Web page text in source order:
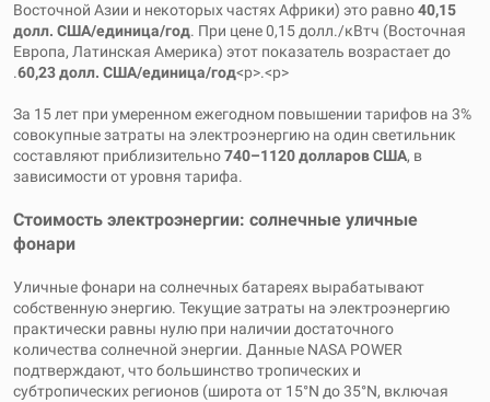
Восточной Азии и некоторых частях Африки) это равно40,15
долл. США/единица/год. При цене 0,15 долл./кВтч (Восточная
Европа, Латинская Америка) этот показатель возрастает до
.60,23 долл. США/единица/год<р>.<р>
За 15 лет при умеренном ежегодном повышении тарифов на 3%
совокупные затраты на электроэнергию на один светильник
составляют приблизительно740–1120 долларов США, в
зависимости от уровня тарифа.
Стоимость электроэнергии: солнечные уличные
фонари
Уличные фонари на солнечных батареях вырабатывают
собственную энергию. Текущие затраты на электроэнергию
практически равны нулю при наличии достаточного
количества солнечной энергии. Данные NASA POWER
подтверждают, что большинство тропических и
субтропических регионов (широта от 15°N до 35°N, включая